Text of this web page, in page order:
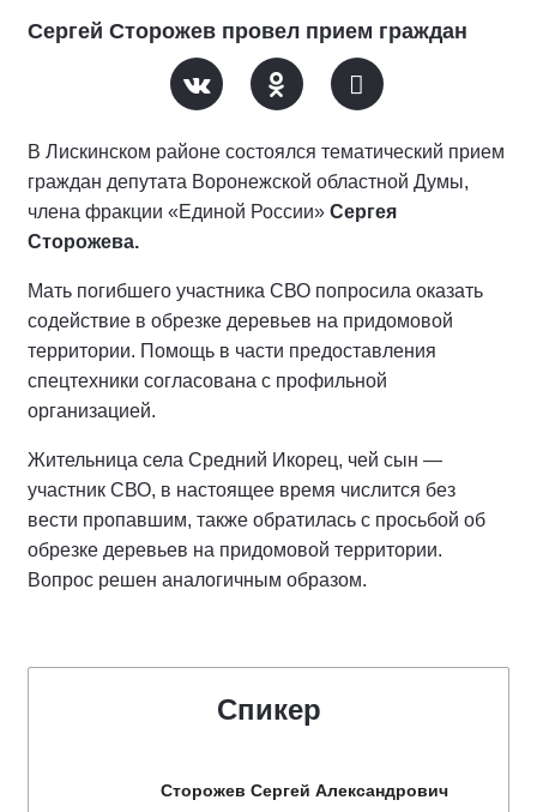
Сергей Сторожев провел прием граждан
В Лискинском районе состоялся тематический прием
граждан депутата Воронежской областной Думы,
члена фракции «Единой России» Сергея
Сторожева.
Мать погибшего участника СВО попросила оказать
содействие в обрезке деревьев на придомовой
территории. Помощь в части предоставления
спецтехники согласована с профильной
организацией.
Жительница села Средний Икорец, чей сын —
участник СВО, в настоящее время числится без
вести пропавшим, также обратилась с просьбой об
обрезке деревьев на придомовой территории.
Вопрос решен аналогичным образом.
Спикер
Сторожев Сергей Александрович